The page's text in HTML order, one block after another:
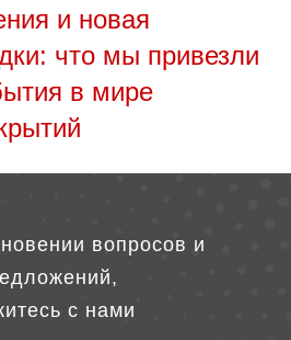
и новая
что мы привезли
в мире
вопросов и
с нами